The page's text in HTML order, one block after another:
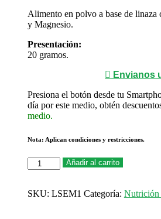
Alimento en polvo a base de
y Magnesio.
Presentación:
20 gramos.
Envianos
Presiona el botón desde tu
día por este medio, obtén
medio.
Nota: Aplican condiciones y restricciones.
Añadir al carrito
SKU: LSEM1 Categoría: Nutrición